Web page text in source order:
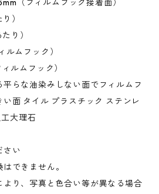
（フィルムフック接着面）
）
り）
ムフック）
ルムフック）
平らな油染みしない面でフィルムフ
面 タイル プラスチック ステンレ
大理石
さい
できません。
より、写真と色合い等が異なる場合